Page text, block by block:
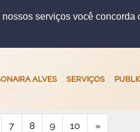
serviços você concorda
ALVES SERVIÇOS
7 8 9 10 »